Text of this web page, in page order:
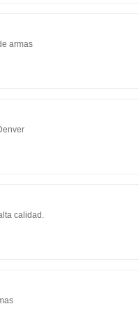
armas
calidad.